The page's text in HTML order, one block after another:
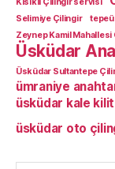
Selimiye Çilingir
Zeynep Kamil Mahallesi
Üsküdar
Üsküdar Sultantepe
ümraniye
üsküdar kale kilit
üsküdar oto